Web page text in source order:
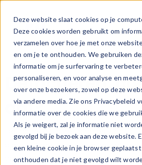
Deze website slaat cookies op je
Deze cookies worden gebruikt om
verzamelen over hoe je met onze
en om je te onthouden. We gebruiken
informatie om je surfervaring te
personaliseren, en voor analyse en
over onze bezoekers, zowel op deze
via andere media. Zie ons Privacybeleid
informatie over de cookies die we
Als je weigert, zal je informatie niet
gevolgd bij je bezoek aan deze website.
een kleine cookie in je browser
onthouden dat je niet gevolgd wilt
naar
inhoud
Vacatures
Voor werknemers
Voor werkgevers
Over ons
Detacheren:
dat?
Detacheren is het proces waarbij
dienst treedt bij een
vervolgens wordt uitgezonden